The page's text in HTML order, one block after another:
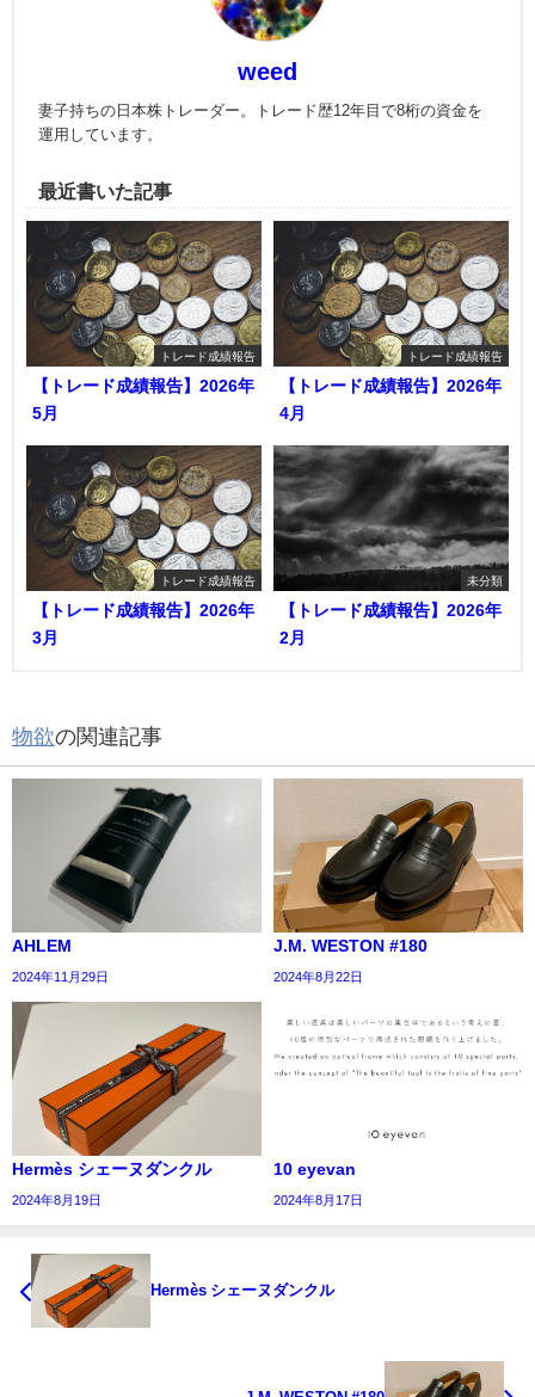
weed
妻子持ちの日本株トレーダー。トレード歴12年目で8桁の資金を
運用しています。
最近書いた記事
トレード成績報告
【トレード成績報告】2026年
5月
トレード成績報告
【トレード成績報告】2026年
4月
トレード成績報告
【トレード成績報告】2026年
3月
未分類
【トレード成績報告】2026年
2月
物欲の関連記事
AHLEM
2024年11月29日
J.M. WESTON #180
2024年8月22日
Hermès シェーヌダンクル
2024年8月19日
10 eyevan
2024年8月17日
Hermès シェーヌダンクル